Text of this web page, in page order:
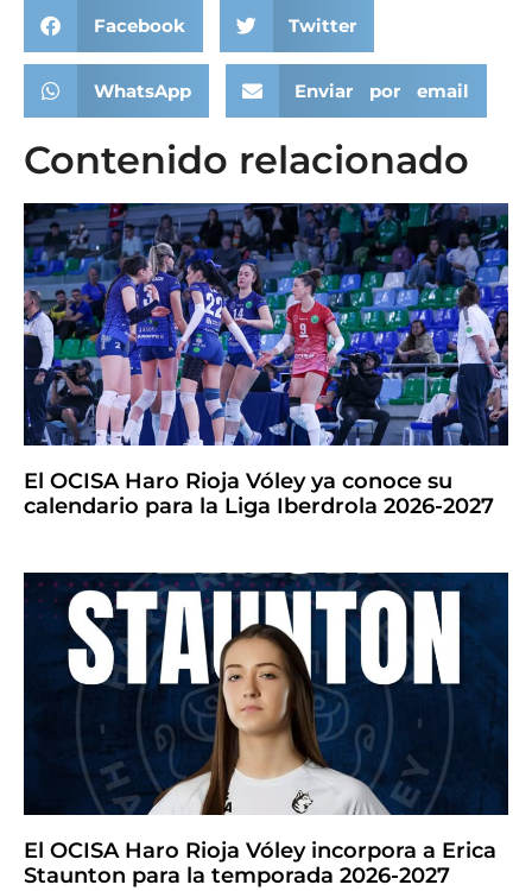
Facebook Twitter
WhatsApp Enviar por email
Contenido relacionado
El OCISA Haro Rioja Vóley ya conoce su
calendario para la Liga Iberdrola 2026-2027
El OCISA Haro Rioja Vóley incorpora a Erica
Staunton para la temporada 2026-2027